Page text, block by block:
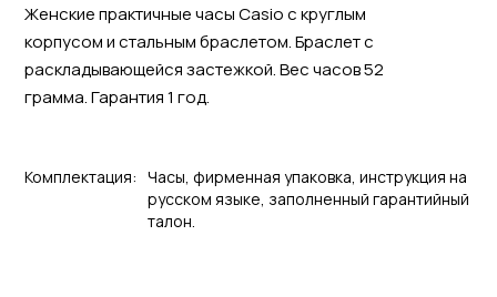
Женские практичные часы Casio с круглым
корпусом и стальным браслетом. Браслет с
раскладывающейся застежкой. Вес часов 52
грамма. Гарантия 1 год.
Комплектация: Часы, фирменная упаковка, инструкция на
русском языке, заполненный гарантийный
талон.